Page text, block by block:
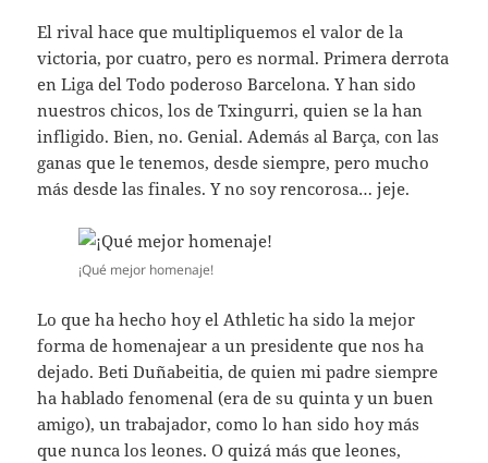
El rival hace que multipliquemos el valor de la
victoria, por cuatro, pero es normal. Primera derrota
en Liga del Todo poderoso Barcelona. Y han sido
nuestros chicos, los de Txingurri, quien se la han
infligido. Bien, no. Genial. Además al Barça, con las
ganas que le tenemos, desde siempre, pero mucho
más desde las finales. Y no soy rencorosa… jeje.
¡Qué mejor homenaje!
Lo que ha hecho hoy el Athletic ha sido la mejor
forma de homenajear a un presidente que nos ha
dejado. Beti Duñabeitia, de quien mi padre siempre
ha hablado fenomenal (era de su quinta y un buen
amigo), un trabajador, como lo han sido hoy más
que nunca los leones. O quizá más que leones,